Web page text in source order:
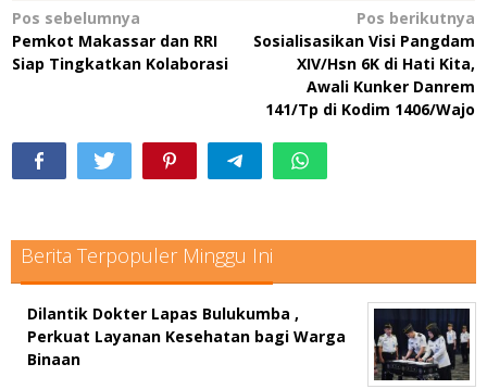
Navigasi
pos
Pos sebelumnya
Pemkot Makassar dan RRI
Siap Tingkatkan Kolaborasi
Pos berikutnya
Sosialisasikan Visi Pangdam
XIV/Hsn 6K di Hati Kita,
Awali Kunker Danrem
141/Tp di Kodim 1406/Wajo
Berita Terpopuler Minggu Ini
Dilantik Dokter Lapas Bulukumba ,
Perkuat Layanan Kesehatan bagi Warga
Binaan